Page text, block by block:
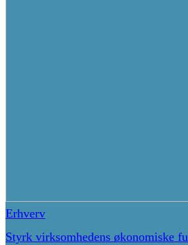
Erhverv
Styrk virksomhedens økonomiske